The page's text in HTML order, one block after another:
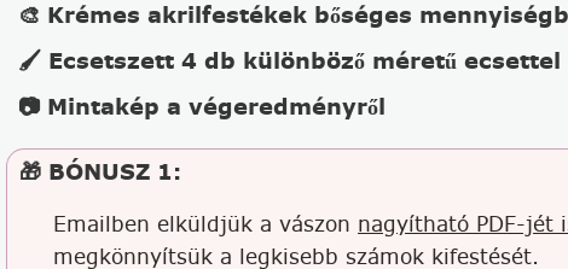
🎨 Krémes akrilfestékek bőséges
🖌️ Ecsetszett 4 db különböző méretű ecsettel
📷 Mintakép a végeredményről
🎁 BÓNUSZ 1:
Emailben elküldjük a vászon nagyítható PDF-jét
megkönnyítsük a legkisebb számok kifestését.